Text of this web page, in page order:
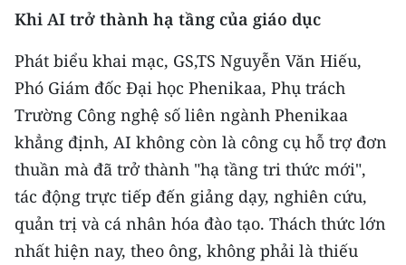
Video
Media Chính trị
Media Kinh tế
Media Văn hóa
Media Xã hội
Media Pháp luật
Media Du lịch
Khi AI trở thành hạ tầng của giáo dục
Phát biểu khai mạc, GS,TS Nguyễn Văn Hiếu,
Phó Giám đốc Đại học Phenikaa, Phụ trách
Trường Công nghệ số liên ngành Phenikaa
khẳng định, AI không còn là công cụ hỗ trợ đơn
thuần mà đã trở thành "hạ tầng tri thức mới",
tác động trực tiếp đến giảng dạy, nghiên cứu,
quản trị và cá nhân hóa đào tạo. Thách thức lớn
nhất hiện nay, theo ông, không phải là thiếu